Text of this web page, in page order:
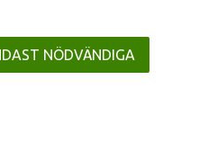
NÖDVÄNDIGA